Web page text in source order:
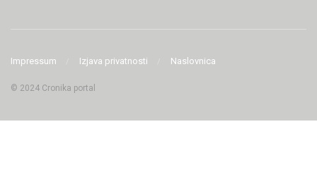
Impressum Izjava privatnosti Naslovnica
© 2024 Cronika portal